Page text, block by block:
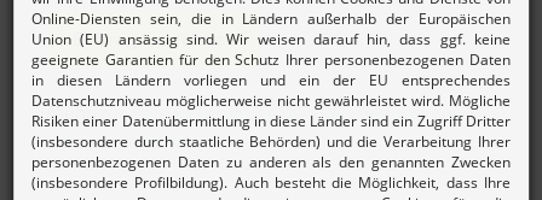
Beitrag berechnen
Mehr zurBeitragsordnung und den Gebühren des
Lohnsteuerhilfevereins.